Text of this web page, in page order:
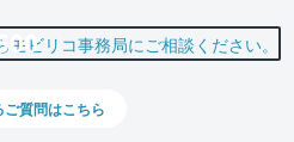
ご質問はこちら